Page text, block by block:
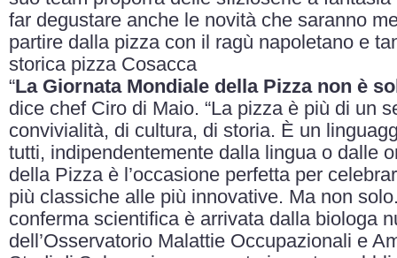
far degustare anche le novità che saranno
partire dalla pizza con il ragù napoletano e
storica pizza Cosacca
“La Giornata Mondiale della Pizza non è
dice chef Ciro di Maio. “La pizza è più di un
convivialità, di cultura, di storia. È un
tutti, indipendentemente dalla lingua o dalle
della Pizza è l’occasione perfetta per
più classiche alle più innovative. Ma non
conferma scientifica è arrivata dalla biologa
dell’Osservatorio Malattie Occupazionali e